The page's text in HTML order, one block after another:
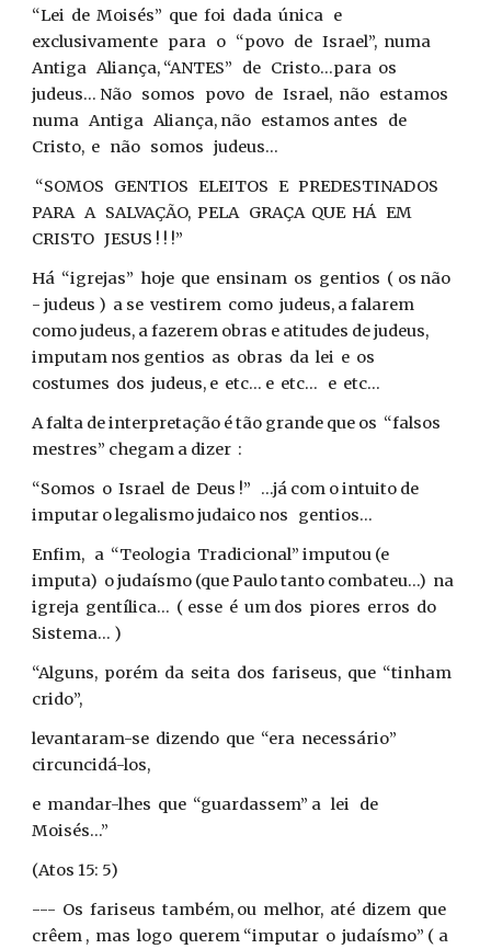
“Lei de Moisés” que foi dada única e
exclusivamente para o “povo de Israel”, numa
Antiga Aliança, “ANTES” de Cristo...para os
judeus... Não somos povo de Israel, não estamos
numa Antiga Aliança, não estamos antes de
Cristo, e não somos judeus...
“SOMOS GENTIOS ELEITOS E PREDESTINADOS
PARA A SALVAÇÃO, PELA GRAÇA QUE HÁ EM
CRISTO JESUS ! ! !”
Há “igrejas” hoje que ensinam os gentios ( os não
- judeus ) a se vestirem como judeus, a falarem
como judeus, a fazerem obras e atitudes de judeus,
imputam nos gentios as obras da lei e os
costumes dos judeus, e etc... e etc... e etc...
A falta de interpretação é tão grande que os “falsos
mestres” chegam a dizer :
“Somos o Israel de Deus !” ...já com o intuito de
imputar o legalismo judaico nos gentios...
Enfim, a “Teologia Tradicional” imputou (e
imputa) o judaísmo (que Paulo tanto combateu...) na
igreja gentílica... ( esse é um dos piores erros do
Sistema... )
“Alguns, porém da seita dos fariseus, que “tinham
crido”,
levantaram-se dizendo que “era necessário”
circuncidá-los,
e mandar-lhes que “guardassem” a lei de
Moisés...”
(Atos 15: 5)
--- Os fariseus também, ou melhor, até dizem que
crêem , mas logo querem “imputar o judaísmo” ( a